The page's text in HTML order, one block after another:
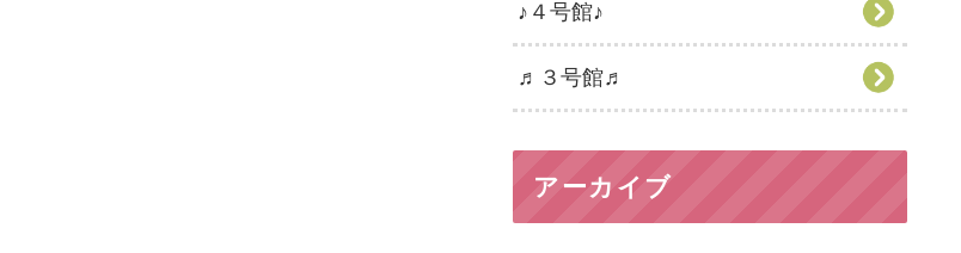
♪４号館♪
♬３号館♬
アーカイブ